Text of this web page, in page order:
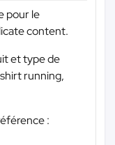
pour le
content.
et type de
running,
: